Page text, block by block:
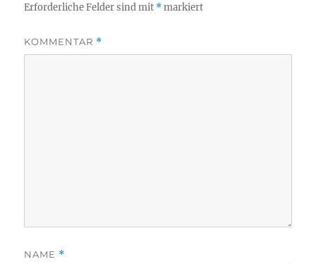
Erforderliche Felder sind mit *markiert
KOMMENTAR *
NAME *